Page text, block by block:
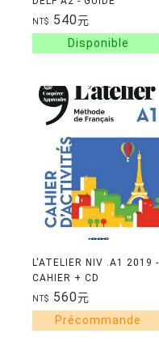
PEDAGOGIQUE + CD
AUDIO
NT$ 540元
L'ATELIER NIV .A1 2019 -
CAHIER + CD
NT$ 560元